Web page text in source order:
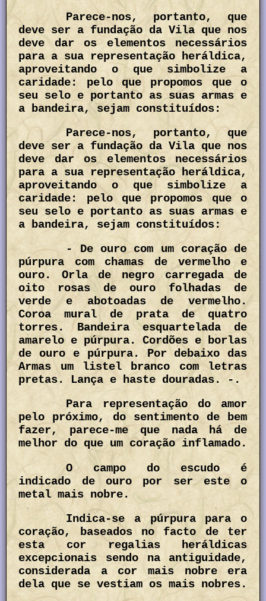
Parece-nos, portanto, que
deve ser a fundação da Vila que nos
deve dar os elementos necessários
para a sua representação heráldica,
aproveitando o que simbolize a
caridade: pelo que propomos que o
seu selo e portanto as suas armas e
a bandeira, sejam constituídos:
Parece-nos, portanto, que
deve ser a fundação da Vila que nos
deve dar os elementos necessários
para a sua representação heráldica,
aproveitando o que simbolize a
caridade: pelo que propomos que o
seu selo e portanto as suas armas e
a bandeira, sejam constituídos:
- De ouro com um coração de
púrpura com chamas de vermelho e
ouro. Orla de negro carregada de
oito rosas de ouro folhadas de
verde e abotoadas de vermelho.
Coroa mural de prata de quatro
torres. Bandeira esquartelada de
amarelo e púrpura. Cordões e borlas
de ouro e púrpura. Por debaixo das
Armas um listel branco com letras
pretas. Lança e haste douradas. -.
Para representação do amor
pelo próximo, do sentimento de bem
fazer, parece-me que nada há de
melhor do que um coração inflamado.
O campo do escudo é
indicado de ouro por ser este o
metal mais nobre.
Indica-se a púrpura para o
coração, baseados no facto de ter
esta cor regalias heráldicas
excepcionais sendo na antiguidade,
considerada a cor mais nobre era
dela que se vestiam os mais nobres.